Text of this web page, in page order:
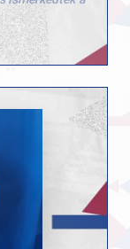
a hetet, és
és energiával
is 10
és szülőnek,
a
voltak a